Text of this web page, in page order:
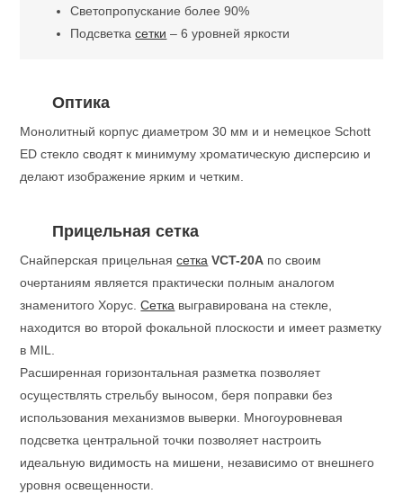
Светопропускание более 90%
Подсветкасетки – 6 уровней яркости
Оптика
Монолитный корпус диаметром 30 мм и и немецкое Schott
ED стекло сводят к минимуму хроматическую дисперсию и
делают изображение ярким и четким.
Прицельная сетка
Снайперская прицельнаясетка VCT-20A по своим
очертаниям является практически полным аналогом
знаменитого Хорус.Сетка выгравирована на стекле,
находится во второй фокальной плоскости и имеет разметку
в MIL.
Расширенная горизонтальная разметка позволяет
осуществлять стрельбу выносом, беря поправки без
использования механизмов выверки. Многоуровневая
подсветка центральной точки позволяет настроить
идеальную видимость на мишени, независимо от внешнего
уровня освещенности.